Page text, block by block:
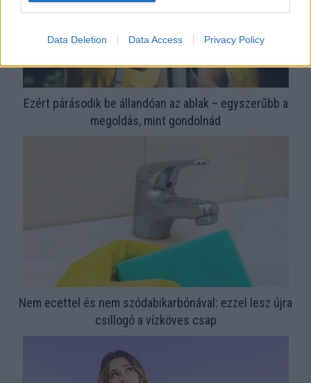
Data Deletion Data Access Privacy Policy
Ezért párásodik be állandóan az ablak – egyszerűbb a
megoldás, mint gondolnád
Nem ecettel és nem szódabikarbónával: ezzel lesz újra
csillogó a vízköves csap